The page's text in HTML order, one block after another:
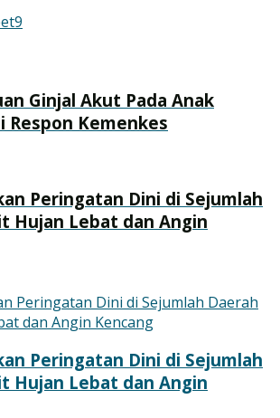
9
Ginjal Akut Pada Anak
Respon Kemenkes
Peringatan Dini di Sejumlah
Hujan Lebat dan Angin
Peringatan Dini di Sejumlah
Hujan Lebat dan Angin